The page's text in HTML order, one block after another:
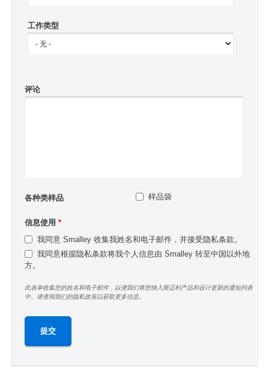
工作类型
评论
各种类样品 样品袋
信息使用 *
我同意 Smalley 收集我姓名和电子邮件，并接受隐私条款。
我同意根据隐私条款将我个人信息由 Smalley 转至中国以外地
方。
此表单收集您的姓名和电子邮件，以便我们将您纳入斯迈利产品和设计更新的通知列表
中。请查阅我们的隐私政策以获取更多信息。